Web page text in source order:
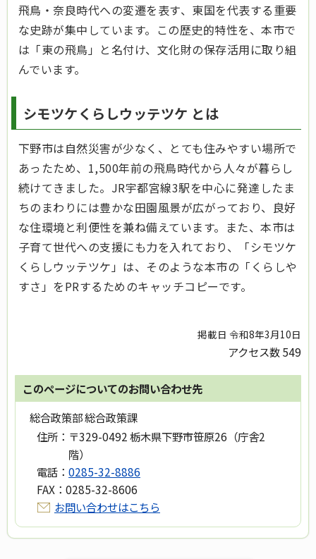
飛鳥・奈良時代への変遷を表す、東国を代表する重要
な史跡が集中しています。この歴史的特性を、本市で
は「東の飛鳥」と名付け、文化財の保存活用に取り組
んでいます。
シモツケくらしウッテツケ とは
下野市は自然災害が少なく、とても住みやすい場所で
あったため、1,500年前の飛鳥時代から人々が暮らし
続けてきました。JR宇都宮線3駅を中心に発達したま
ちのまわりには豊かな田園風景が広がっており、良好
な住環境と利便性を兼ね備えています。また、本市は
子育て世代への支援にも力を入れており、「シモツケ
くらしウッテツケ」は、そのような本市の「くらしや
すさ」をPRするためのキャッチコピーです。
掲載日 令和8年3月10日
アクセス数549
このページについてのお問い合わせ先
総合政策部 総合政策課
住所： 〒329-0492 栃木県下野市笹原26（庁舎2
階）
電話： 0285-32-8886
FAX： 0285-32-8606
お問い合わせはこちら